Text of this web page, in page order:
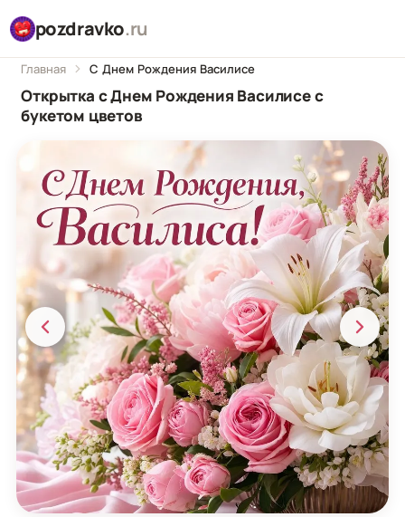
pozdravko.ru
Главная С Днем Рождения Василисе
Открытка с Днем Рождения Василисе с
букетом цветов